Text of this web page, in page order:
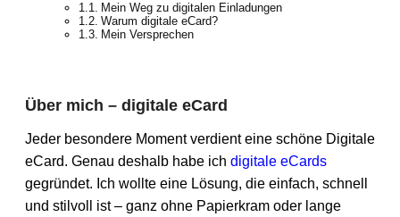
Mein Weg zu digitalen Einladungen
Warum digitale eCard?
Mein Versprechen
Über mich – digitale eCard
Jeder besondere Moment verdient eine schöne Digitale
eCard. Genau deshalb habe ich digitale eCards
gegründet. Ich wollte eine Lösung, die einfach, schnell
und stilvoll ist – ganz ohne Papierkram oder lange